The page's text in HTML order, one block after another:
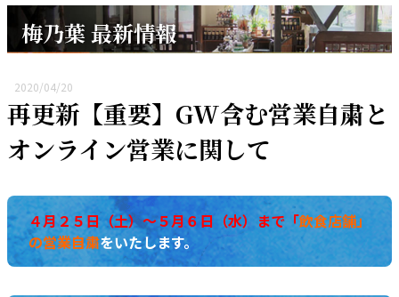
梅乃葉 最新情報
2020/04/20
再更新【重要】GW含む営業自粛と
オンライン営業に関して
４月２５日（土）～５月６日（水）まで「飲食店舗」
の営業自粛をいたします。